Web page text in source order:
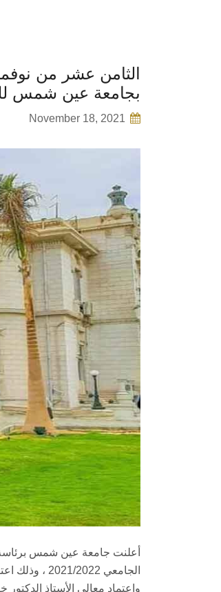
الثامن عشر من
بجامعة عين شمس
November 18, 2021
أعلنت جامعة عين شمس برئاسة
واعتماد معالي الأستاذ الدكتور